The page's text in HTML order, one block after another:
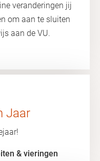
veranderingen jij
om aan te sluiten
aan de VU.
Jaar
& vieringen